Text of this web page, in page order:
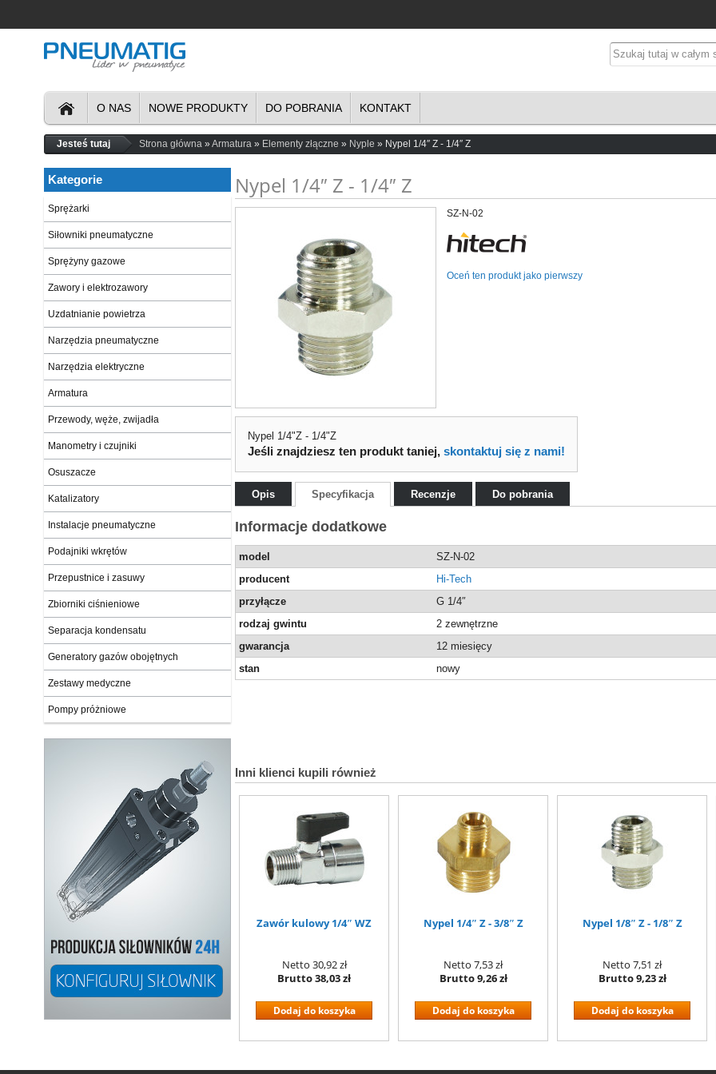
O NAS NOWE PRODUKTY DO POBRANIA KONTAKT
Jesteś tutaj Strona główna Armatura Elementy złączne Nyple Nypel 1/4″ Z - 1/4″ Z
Nypel 1/4″ Z - 1/4″ Z
SZ-N-02
Oceń ten produkt jako pierwszy
Nypel 1/4"Z - 1/4"Z
Jeśli znajdziesz ten produkt taniej,skontaktuj się z nami!
Opis Specyfikacja Recenzje Do pobrania
Informacje dodatkowe
model
SZ-N-02
producent
Hi-Tech
przyłącze
G 1/4″
rodzaj gwintu
2 zewnętrzne
gwarancja
12 miesięcy
stan
nowy
Inni klienci kupili również
Zawór kulowy 1/4″ WZ
Netto 30,92 zł
Brutto38,03 zł
Dodaj do koszyka
Nypel 1/4″ Z - 3/8″ Z
Netto 7,53 zł
Brutto9,26 zł
Dodaj do koszyka
Nypel 1/8″ Z - 1/8″ Z
Netto 7,51 zł
Brutto9,23 zł
Dodaj do koszyka
Kategorie
Sprężarki
Siłowniki pneumatyczne
Sprężyny gazowe
Zawory i elektrozawory
Uzdatnianie powietrza
Narzędzia pneumatyczne
Narzędzia elektryczne
Armatura
Przewody, węże, zwijadła
Manometry i czujniki
Osuszacze
Katalizatory
Instalacje pneumatyczne
Podajniki wkrętów
Przepustnice i zasuwy
Zbiorniki ciśnieniowe
Separacja kondensatu
Generatory gazów obojętnych
Zestawy medyczne
Pompy próżniowe